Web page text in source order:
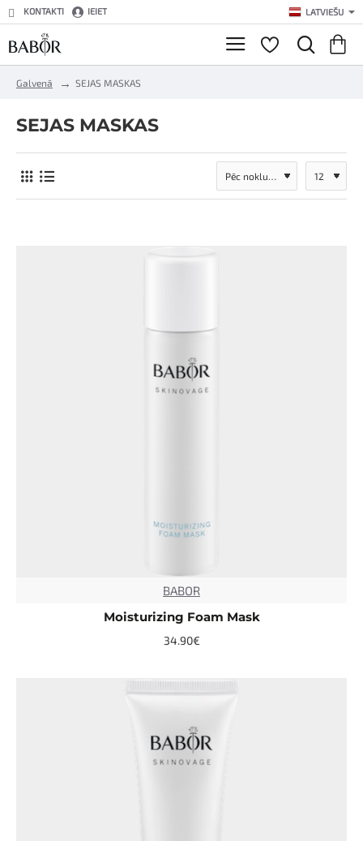
KONTAKTI IEIET LATVIEŠU
Galvenā
e
SEJAS MASKAS
SEJAS MASKAS
BABOR
Moisturizing Foam Mask
34.90€